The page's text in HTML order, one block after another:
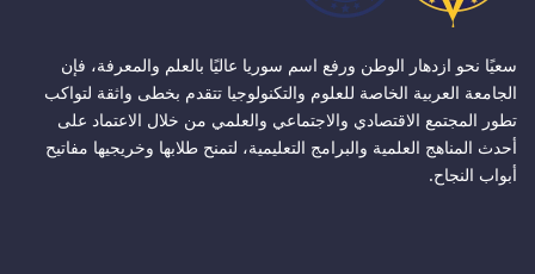
سعيًا نحو ازدهار الوطن ورفع اسم سوريا عاليًا بالعلم والمعرفة، فإن
الجامعة العربية الخاصة للعلوم والتكنولوجيا تتقدم بخطى واثقة لتواكب
تطور المجتمع الاقتصادي والاجتماعي والعلمي من خلال الاعتماد على
أحدث المناهج العلمية والبرامج التعليمية، لتمنح طلابها وخريجيها مفاتيح
أبواب النجاح.